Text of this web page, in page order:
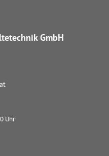
GmbH
Uhr